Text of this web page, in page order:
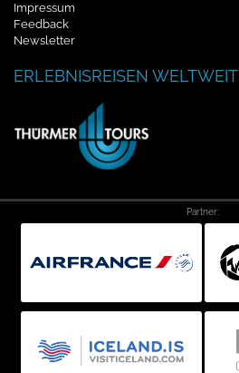
Impressum
Feedback
Newsletter
ERLEBNISREISEN WELTWEIT
Partner: